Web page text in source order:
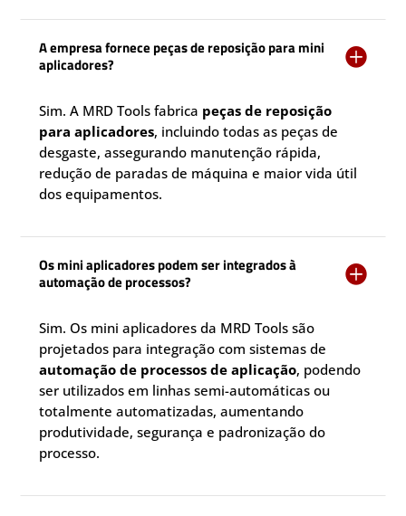
A empresa fornece peças de reposição para mini
aplicadores?

Sim. A MRD Tools fabrica peças de reposição
para aplicadores, incluindo todas as peças de
desgaste, assegurando manutenção rápida,
redução de paradas de máquina e maior vida útil
dos equipamentos.
Os mini aplicadores podem ser integrados à
automação de processos?

Sim. Os mini aplicadores da MRD Tools são
projetados para integração com sistemas de
automação de processos de aplicação, podendo
ser utilizados em linhas semi-automáticas ou
totalmente automatizadas, aumentando
produtividade, segurança e padronização do
processo.